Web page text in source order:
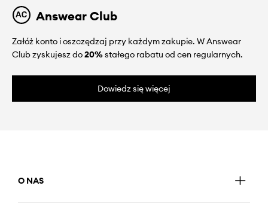
Answear Club
Załóż konto i oszczędzaj przy każdym zakupie. W Answear
Club zyskujesz do20%stałego rabatu od cen regularnych.
Dowiedz się więcej
O NAS